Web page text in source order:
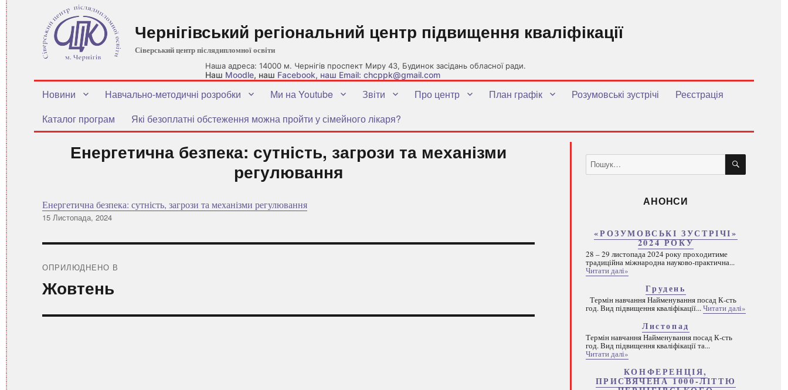
Наша адреса: 14000 м. Чернігів проспект Миру 43, Будинок засідань обласної ради.
Наш Moodle, наш Facebook, наш Email: chcppk@gmail.com
Чернігівський регіональний центр підвищення кваліфікації
Сіверський центр післядипломної освіти
Новини Навчально-методичні розробки Ми на Youtube Звіти Про центр План графік Розумовські зустрічі
Реєстрація
Каталог програм
Які безоплатні обстеження можна пройти у сімейного лікаря?
Енергетична безпека: сутність, загрози та механізми
регулювання
Енергетична безпека: сутність, загрози та механізми регулювання
Оприлюднено
15 Листопада, 2024
записів
ОПРИЛЮДНЕНО В
Жовтень
Пошук
за
ШУКАТИ
АНОНСИ
«РОЗУМОВСЬКІ ЗУСТРІЧІ»
2024 РОКУ
28 – 29 листопада 2024 року проходитиме
традиційна міжнародна науково-практична...
Читати далі»
Грудень
Термін навчання Найменування посад К-сть
год. Вид підвищення кваліфікації...Читати далі»
Листопад
Термін навчання Найменування посад К-сть
год. Вид підвищення кваліфікації та...
Читати далі»
КОНФЕРЕНЦІЯ,
ПРИСВЯЧЕНА 1000-ЛІТТЮ